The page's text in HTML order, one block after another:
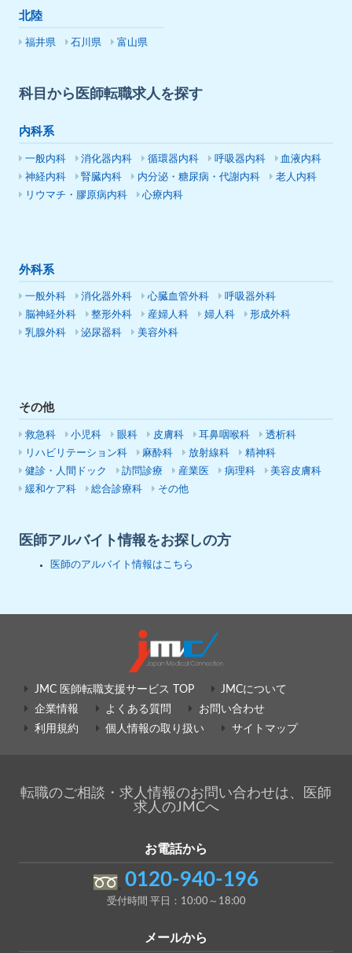
北陸
福井県 石川県 富山県
科目から医師転職求人を探す
内科系
一般内科 消化器内科 循環器内科 呼吸器内科
血液内科
神経内科
腎臓内科 内分泌・糖尿病・代謝内科
老人内科
リウマチ・膠原病内科
心療内科
外科系
一般外科 消化器外科 心臓血管外科
呼吸器外科
脳神経外科
整形外科 産婦人科 婦人科
形成外科
乳腺外科
泌尿器科 美容外科
その他
救急科 小児科 眼科 皮膚科 耳鼻咽喉科
透析科
リハビリテーション科
麻酔科 放射線科
精神科
健診・人間ドック
訪問診療 産業医 病理科
美容皮膚科
緩和ケア科
総合診療科 その他
医師アルバイト情報をお探しの方
医師のアルバイト情報はこちら
JMC 医師転職支援サービス TOP
JMCについて
企業情報
よくある質問
お問い合わせ
利用規約
個人情報の取り扱い サイトマップ
転職のご相談・求人情報のお問い合わせは、医師
求人のJMCへ
お電話から
0120-940-196
受付時間 平日：10:00～18:00
メールから